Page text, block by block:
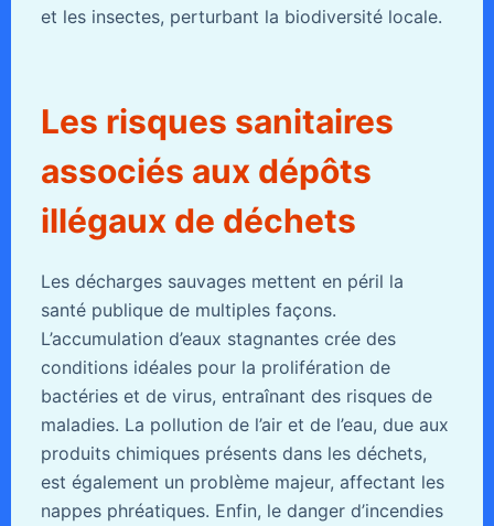
et les insectes, perturbant la biodiversité locale.
Les risques sanitaires
associés aux dépôts
illégaux de déchets
Les décharges sauvages mettent en péril la
santé publique de multiples façons.
L’accumulation d’eaux stagnantes crée des
conditions idéales pour la prolifération de
bactéries et de virus, entraînant des risques de
maladies. La pollution de l’air et de l’eau, due aux
produits chimiques présents dans les déchets,
est également un problème majeur, affectant les
nappes phréatiques. Enfin, le danger d’incendies